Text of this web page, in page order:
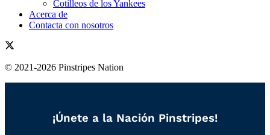
Cotilleos de los Yankees
Acerca de
Contacta con nosotros
© 2021-2026 Pinstripes Nation
¡Únete a la Nación Pinstripes!